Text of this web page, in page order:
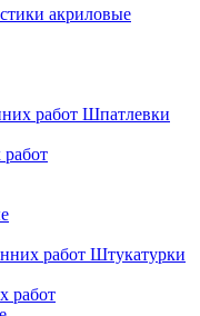
акриловые
Шпатлевки
Штукатурки
работ